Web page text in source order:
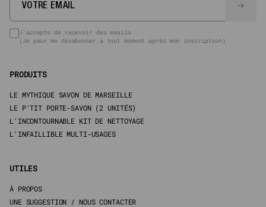
J'accepte de recevoir des emails
(Je peux me désabonner à tout moment après mon inscription)
PRODUITS
LE MYTHIQUE SAVON DE MARSEILLE
LE P'TIT PORTE-SAVON (2 UNITÉS)
L'INCONTOURNABLE KIT DE NETTOYAGE
L'INFAILLIBLE MULTI-USAGES
UTILES
À PROPOS
UNE SUGGESTION / NOUS CONTACTER